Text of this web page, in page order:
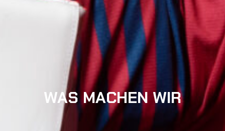
WAS MACHEN WIR